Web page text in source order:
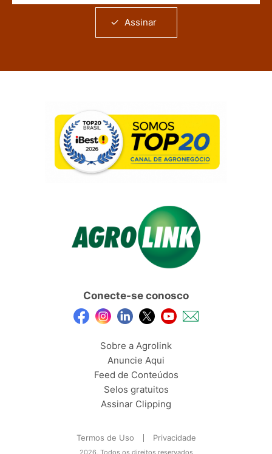
Assinar
Conecte-se conosco
Sobre a Agrolink
Anuncie Aqui
Feed de Conteúdos
Selos gratuitos
Assinar Clipping
Termos de Uso Privacidade
2026, Todos os direitos reservados